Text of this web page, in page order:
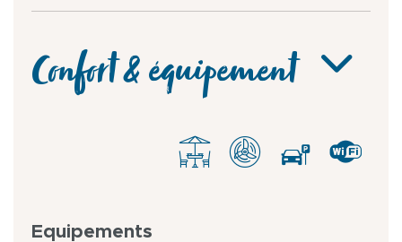
Confort & équipement
Equipements